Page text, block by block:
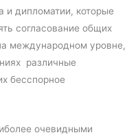
и дипломатии, которые
согласование общих
международном уровне,
различные
бесспорное
очевидными